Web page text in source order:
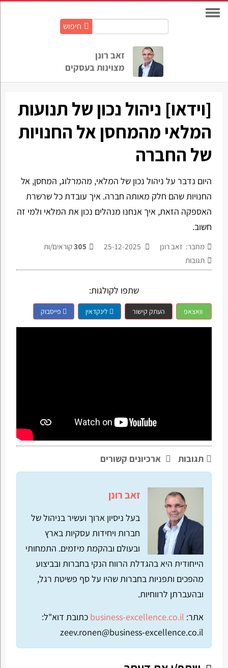
חיפוש
זאב רונן
מצוינות בעסקים
[וידאו] ניהול נכון של תנועות
המלאי מהמחסן אל החנויות
של החברה
היום נדבר על ניהול נכון של המלאי, מהמרלוג, המחסן, אל
החנויות שהם חלק מאותה חברה. איך עובדת כל שרשרת
האספקה הזאת, איך אנחנו מנהלים נכון את המלאי ולמי זה
חשוב.
מחבר: זאב רונן 305קוראים/ות
תגובות
שתפו לקולגות:
וואצאפ העתק קישור לינקדאין פייסבוק
תגובות ארכיונים קשורים
זאב רונן
בעל ניסיון ארוך ועשיר בניהול של
חברות ויחידות עסקיות בארץ
ובעולם ובהקמת מיזמים. התמחותי
הייחודית היא בהגדלת הרווח הנקי בחברות ובביצוע
מהפכים ותפניות בחברות שהיו על סף פשיטת רגל,
ובהעברתן לרווחיות.
אתר: business-excellence.co.il כתובת דוא"ל:
zeev.ronen@business-excellence.co.il